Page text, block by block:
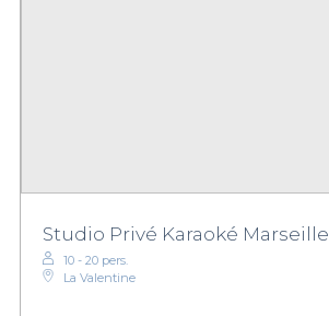
Studio Privé Karaoké Marseille
10 - 20 pers.
La Valentine